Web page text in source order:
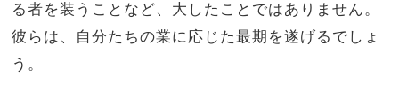
る者を装うことなど、大したことではありません。
彼らは、自分たちの業に応じた最期を遂げるでしょ
う。